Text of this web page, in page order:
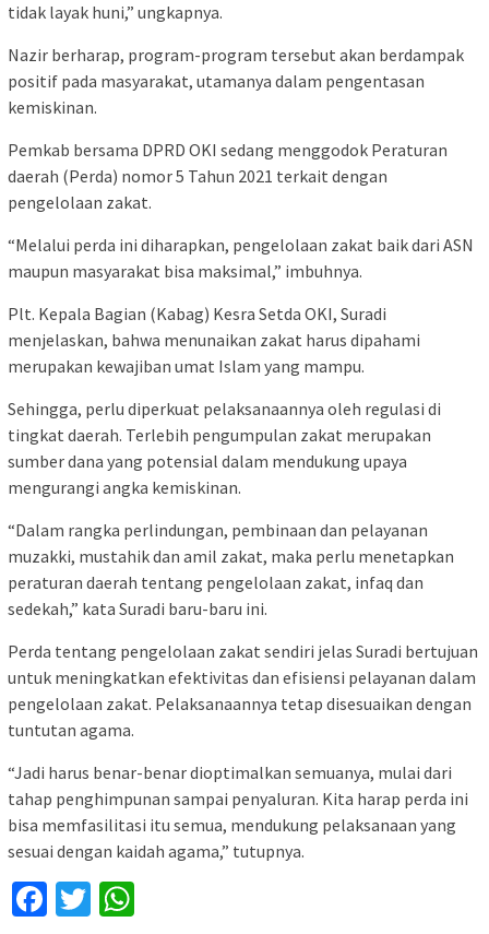
tidak layak huni,” ungkapnya.
Nazir berharap, program-program tersebut akan berdampak
positif pada masyarakat, utamanya dalam pengentasan
kemiskinan.
Pemkab bersama DPRD OKI sedang menggodok Peraturan
daerah (Perda) nomor 5 Tahun 2021 terkait dengan
pengelolaan zakat.
“Melalui perda ini diharapkan, pengelolaan zakat baik dari ASN
maupun masyarakat bisa maksimal,” imbuhnya.
Plt. Kepala Bagian (Kabag) Kesra Setda OKI, Suradi
menjelaskan, bahwa menunaikan zakat harus dipahami
merupakan kewajiban umat Islam yang mampu.
Sehingga, perlu diperkuat pelaksanaannya oleh regulasi di
tingkat daerah. Terlebih pengumpulan zakat merupakan
sumber dana yang potensial dalam mendukung upaya
mengurangi angka kemiskinan.
“Dalam rangka perlindungan, pembinaan dan pelayanan
muzakki, mustahik dan amil zakat, maka perlu menetapkan
peraturan daerah tentang pengelolaan zakat, infaq dan
sedekah,” kata Suradi baru-baru ini.
Perda tentang pengelolaan zakat sendiri jelas Suradi bertujuan
untuk meningkatkan efektivitas dan efisiensi pelayanan dalam
pengelolaan zakat. Pelaksanaannya tetap disesuaikan dengan
tuntutan agama.
“Jadi harus benar-benar dioptimalkan semuanya, mulai dari
tahap penghimpunan sampai penyaluran. Kita harap perda ini
bisa memfasilitasi itu semua, mendukung pelaksanaan yang
sesuai dengan kaidah agama,” tutupnya.
Facebook
Twitter